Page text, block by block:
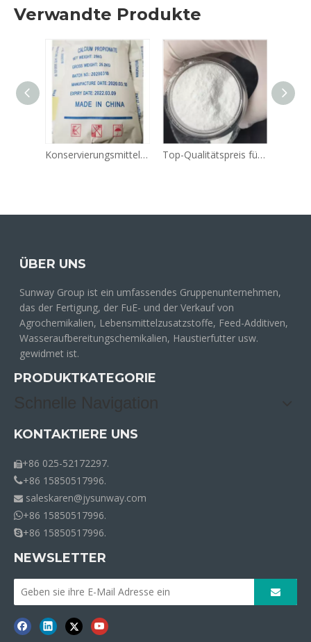
Verwandte Produkte
Konservierungsmittel Calciumpropionat-Pulver CAS 4075-81-4 Lebensmittelqualität für Barkery Top-Qualitätspreis für Vitamin-C-Ascorbinsäure-VBC-Pulver BP / USP / EP / FCC-Massengroßverkauf CAS-Nr.: 50-81-7
ÜBER UNS
Sunway Group ist ein umfassendes Gruppenunternehmen,
das der Fertigung, der FuE- und der Verkauf von
Agrochemikalien, Lebensmittelzusatzstoffe, Feed-Additiven,
Wasseraufbereitungschemikalien, Haustierfutter usw.
gewidmet ist.
PRODUKTKATEGORIE
Schnelle Navigation
KONTAKTIERE UNS
+86 025-52172297.
+86 15850517996.
 saleskaren@jysunway.com
+86 15850517996.
+86 15850517996.
NEWSLETTER